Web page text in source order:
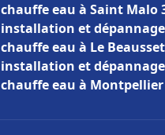
chauffe eau à Saint Malo
installation et dépannage
chauffe eau à Le
installation et dépannage
chauffe eau à Montpellier